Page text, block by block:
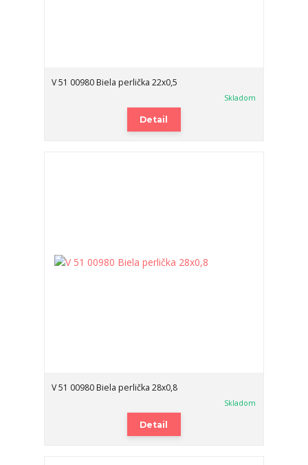
V 51 00980 Biela perlička 22x0,5
Skladom
Detail
V 51 00980 Biela perlička 28x0,8
Skladom
Detail